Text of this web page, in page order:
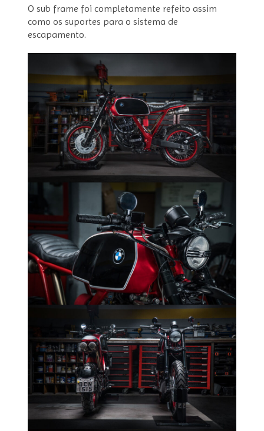
O sub frame foi completamente refeito assim
como os suportes para o sistema de
escapamento.